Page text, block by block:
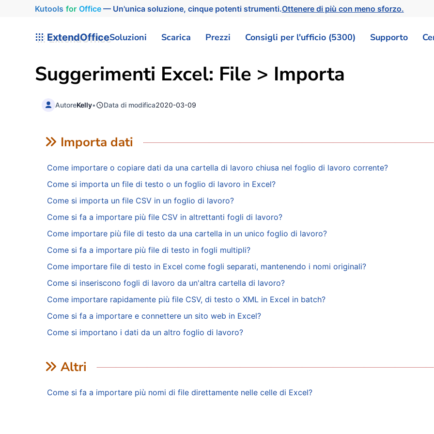
Kutools for Office— Un'unica soluzione, cinque potenti strumenti.Ottenere di più con meno sforzo.
ExtendOfficeSoluzioni Scarica Prezzi Consigli per l'ufficio (5300) Supporto
Suggerimenti Excel: File > Importa
AutoreKelly• Data di modifica2020-03-09
Importa dati
Come importare o copiare dati da una cartella di lavoro chiusa nel foglio di lavoro corrente?
Come si importa un file di testo o un foglio di lavoro in Excel?
Come si importa un file CSV in un foglio di lavoro?
Come si fa a importare più file CSV in altrettanti fogli di lavoro?
Come importare più file di testo da una cartella in un unico foglio di lavoro?
Come si fa a importare più file di testo in fogli multipli?
Come importare file di testo in Excel come fogli separati, mantenendo i nomi originali?
Come si inseriscono fogli di lavoro da un'altra cartella di lavoro?
Come importare rapidamente più file CSV, di testo o XML in Excel in batch?
Come si fa a importare e connettere un sito web in Excel?
Come si importano i dati da un altro foglio di lavoro?
Altri
Come si fa a importare più nomi di file direttamente nelle celle di Excel?